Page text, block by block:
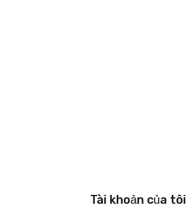
Tài khoản của tôi